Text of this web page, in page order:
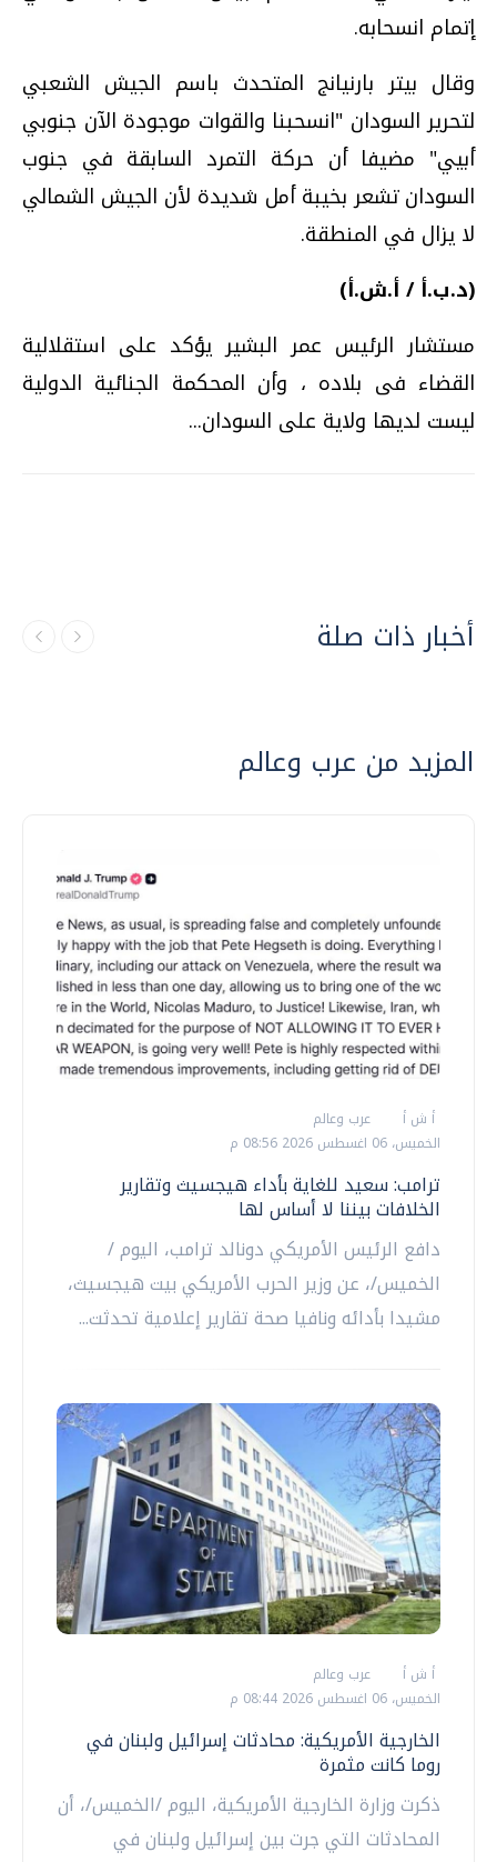
إتمام انسحابه.
وقال بيتر بارنيانج المتحدث باسم الجيش الشعبي
لتحرير السودان "انسحبنا والقوات موجودة الآن جنوبي
أبيي" مضيفا أن حركة التمرد السابقة في جنوب
السودان تشعر بخيبة أمل شديدة لأن الجيش الشمالي
لا يزال في المنطقة.
(د.ب.أ / أ.ش.أ)
مستشار الرئيس عمر البشير يؤكد على استقلالية
القضاء فى بلاده ، وأن المحكمة الجنائية الدولية
ليست لديها ولاية على السودان...
أخبار ذات صلة
المزيد من عرب وعالم
أ ش أ
عرب وعالم
الخميس، 06 اغسطس 2026 08:56 م
ترامب: سعيد للغاية بأداء هيجسيث وتقارير
الخلافات بيننا لا أساس لها
دافع الرئيس الأمريكي دونالد ترامب، اليوم /
الخميس/، عن وزير الحرب الأمريكي بيت هيجسيث،
مشيدا بأدائه ونافيا صحة تقارير إعلامية تحدثت...
أ ش أ
عرب وعالم
الخميس، 06 اغسطس 2026 08:44 م
الخارجية الأمريكية: محادثات إسرائيل ولبنان في
روما كانت مثمرة
ذكرت وزارة الخارجية الأمريكية، اليوم /الخميس/، أن
المحادثات التي جرت بين إسرائيل ولبنان في